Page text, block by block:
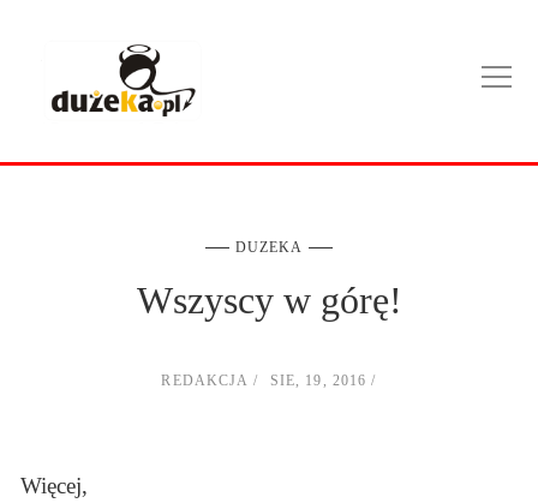
DUZEKA
Wszyscy w górę!
REDAKCJA SIE, 19, 2016
Więcej,